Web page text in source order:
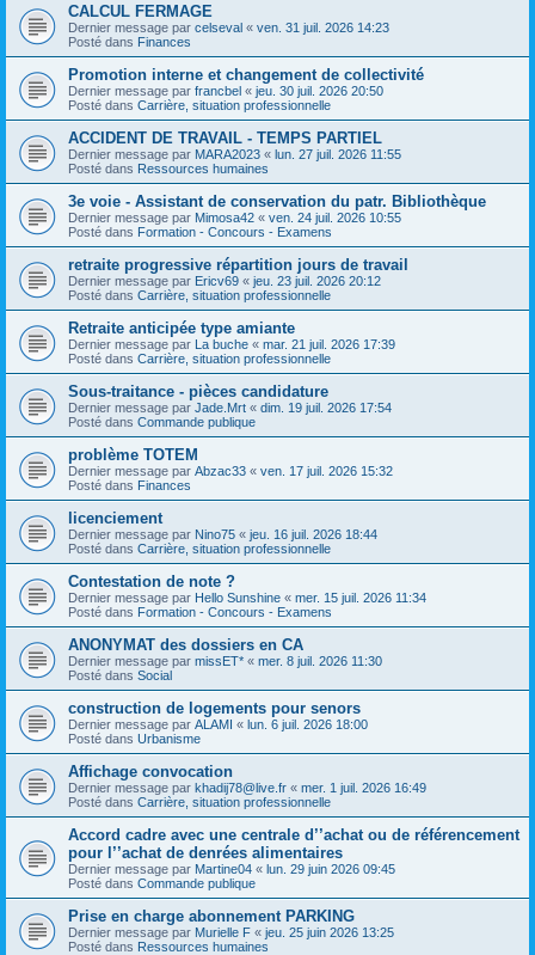
CALCUL FERMAGE
Dernier message par celseval « ven. 31 juil. 2026 14:23
Posté dans Finances
Promotion interne et changement de collectivité
Dernier message par francbel « jeu. 30 juil. 2026 20:50
Posté dans Carrière, situation professionnelle
ACCIDENT DE TRAVAIL - TEMPS PARTIEL
Dernier message par MARA2023 « lun. 27 juil. 2026 11:55
Posté dans Ressources humaines
3e voie - Assistant de conservation du patr. Bibliothèque
Dernier message par Mimosa42 « ven. 24 juil. 2026 10:55
Posté dans Formation - Concours - Examens
retraite progressive répartition jours de travail
Dernier message par Ericv69 « jeu. 23 juil. 2026 20:12
Posté dans Carrière, situation professionnelle
Retraite anticipée type amiante
Dernier message par La buche « mar. 21 juil. 2026 17:39
Posté dans Carrière, situation professionnelle
Sous-traitance - pièces candidature
Dernier message par Jade.Mrt « dim. 19 juil. 2026 17:54
Posté dans Commande publique
problème TOTEM
Dernier message par Abzac33 « ven. 17 juil. 2026 15:32
Posté dans Finances
licenciement
Dernier message par Nino75 « jeu. 16 juil. 2026 18:44
Posté dans Carrière, situation professionnelle
Contestation de note ?
Dernier message par Hello Sunshine « mer. 15 juil. 2026 11:34
Posté dans Formation - Concours - Examens
ANONYMAT des dossiers en CA
Dernier message par missET* « mer. 8 juil. 2026 11:30
Posté dans Social
construction de logements pour senors
Dernier message par ALAMI « lun. 6 juil. 2026 18:00
Posté dans Urbanisme
Affichage convocation
Dernier message par khadij78@live.fr « mer. 1 juil. 2026 16:49
Posté dans Carrière, situation professionnelle
Accord cadre avec une centrale d’’achat ou de référencement
pour l’’achat de denrées alimentaires
Dernier message par Martine04 « lun. 29 juin 2026 09:45
Posté dans Commande publique
Prise en charge abonnement PARKING
Dernier message par Murielle F « jeu. 25 juin 2026 13:25
Posté dans Ressources humaines